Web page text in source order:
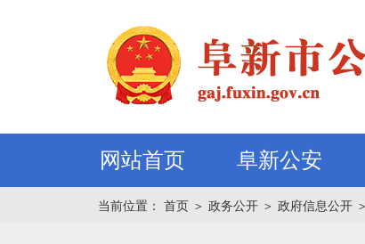
网站首页 阜新公安
当前位置： 首页 ＞ 政务公开 ＞ 政府信息公开 ＞